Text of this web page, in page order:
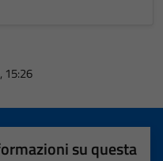
15:26
su questa